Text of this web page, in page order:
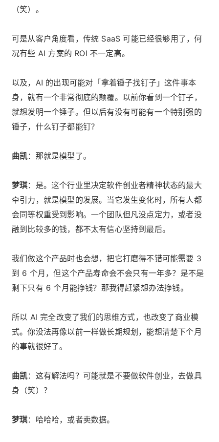
（笑）。
可是从客户角度看，传统 SaaS 可能已经很够用了，何
况有些 AI 方案的 ROI 不一定高。
以及，AI 的出现可能对「拿着锤子找钉子」这件事本
身，就有一个非常彻底的颠覆。以前你看到一个钉子，
就想发明一个锤子。但以后有没有可能有一个特别强的
锤子，什么钉子都能钉？
曲凯：那就是模型了。
梦琪：是。这个行业里决定软件创业者精神状态的最大
牵引力，就是模型的发展。当它发生变化时，所有人都
会同等权重受到影响。一个团队但凡没点定力，或者没
融到比较多的钱，都不太有信心坚持到最后。
我们做这个产品时也会想，把它打磨得不错可能需要 3
到 6 个月，但这个产品寿命会不会只有一年多？是不是
剩下只有 6 个月能挣钱？那我得赶紧想办法挣钱。
所以 AI 完全改变了我们的思维方式，也改变了商业模
式。你没法再像以前一样做长期规划，能想清楚下个月
的事就很好了。
曲凯：这有解法吗？可能就是不要做软件创业，去做具
身（笑）？
梦琪：哈哈哈，或者卖数据。